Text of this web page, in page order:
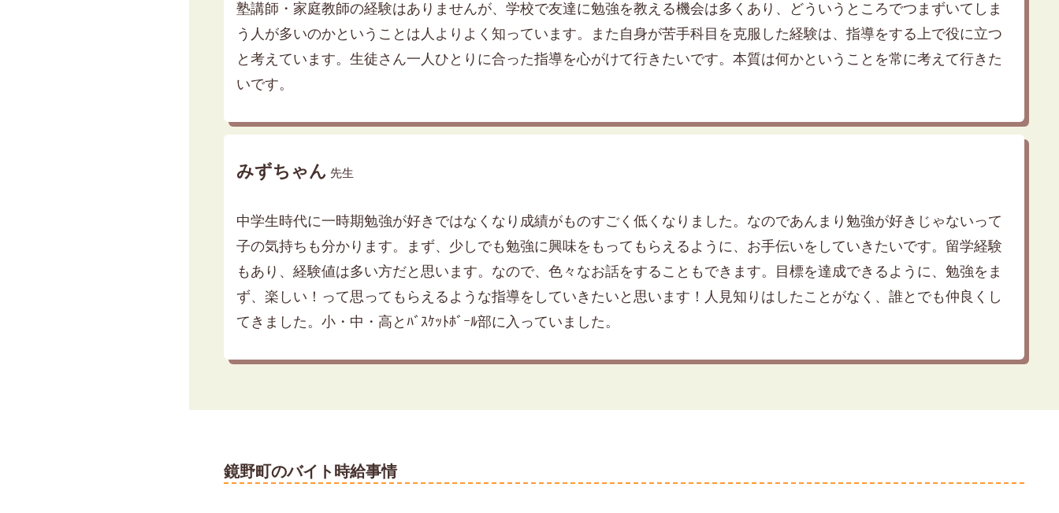
塾講師・家庭教師の経験はありませんが、学校で友達に勉強を教える機会は多くあり、どういうところでつまずいてしま
う人が多いのかということは人よりよく知っています。また自身が苦手科目を克服した経験は、指導をする上で役に立つ
と考えています。生徒さん一人ひとりに合った指導を心がけて行きたいです。本質は何かということを常に考えて行きた
いです。
みずちゃん 先生
中学生時代に一時期勉強が好きではなくなり成績がものすごく低くなりました。なのであんまり勉強が好きじゃないって
子の気持ちも分かります。まず、少しでも勉強に興味をもってもらえるように、お手伝いをしていきたいです。留学経験
もあり、経験値は多い方だと思います。なので、色々なお話をすることもできます。目標を達成できるように、勉強をま
ず、楽しい！って思ってもらえるような指導をしていきたいと思います！人見知りはしたことがなく、誰とでも仲良くし
てきました。小・中・高とﾊﾞｽｹｯﾄﾎﾞｰﾙ部に入っていました。
鏡野町のバイト時給事情